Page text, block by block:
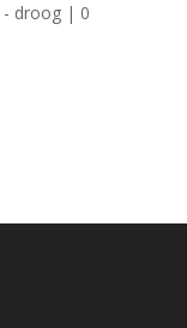
droog| 0